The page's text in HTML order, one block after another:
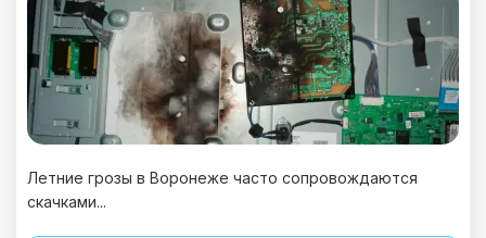
Летние грозы в Воронеже часто сопровождаются
скачками...